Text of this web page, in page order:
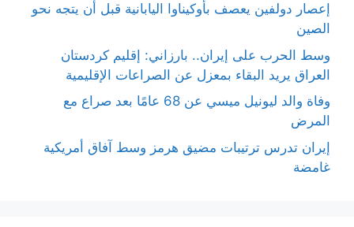
إعصار دولفين يعصف بأوكيناوا اليابانية قبل أن يتجه نحو
الصين
وسط الحرب على إيران.. بارزاني: إقليم كردستان
العراق يريد البقاء بمعزل عن الصراعات الإقليمية
وفاة والد ليونيل ميسي عن 68 عامًا بعد صراع مع
المرض
إيران تدرس ترتيبات مضيق هرمز وسط آفاق أمريكية
غامضة